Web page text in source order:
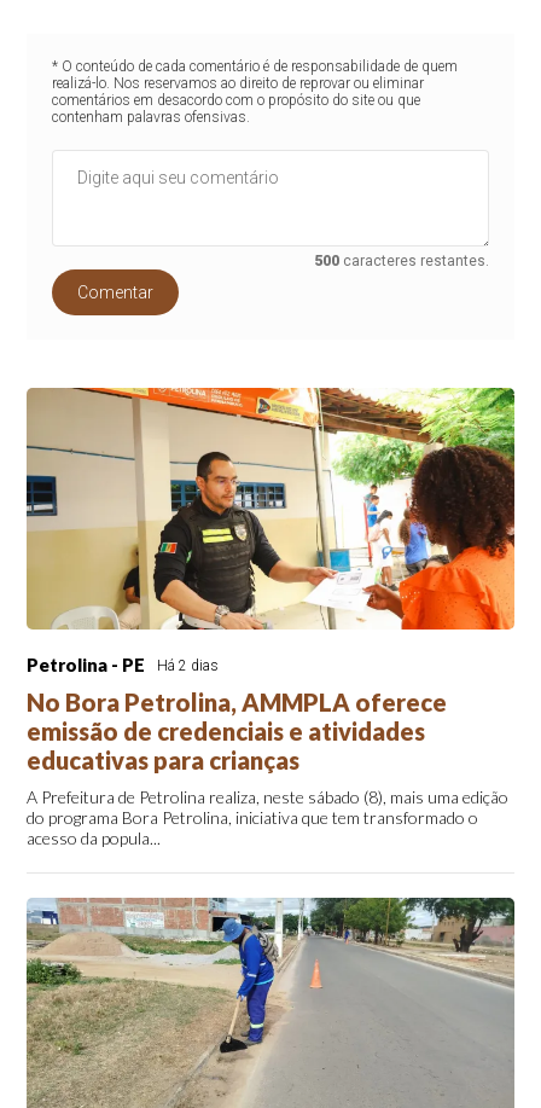
* O conteúdo de cada comentário é de responsabilidade de quem
realizá-lo. Nos reservamos ao direito de reprovar ou eliminar
comentários em desacordo com o propósito do site ou que
contenham palavras ofensivas.
500 caracteres restantes.
Comentar
Petrolina - PE Há 2 dias
No Bora Petrolina, AMMPLA oferece
emissão de credenciais e atividades
educativas para crianças
A Prefeitura de Petrolina realiza, neste sábado (8), mais uma edição
do programa Bora Petrolina, iniciativa que tem transformado o
acesso da popula...